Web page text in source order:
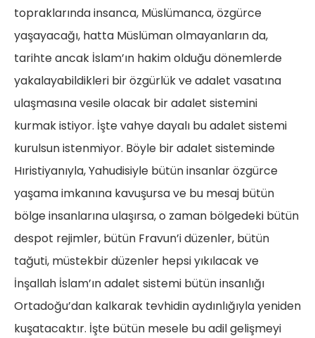
topraklarında insanca, Müslümanca, özgürce
yaşayacağı, hatta Müslüman olmayanların da,
tarihte ancak İslam’ın hakim olduğu dönemlerde
yakalayabildikleri bir özgürlük ve adalet vasatına
ulaşmasına vesile olacak bir adalet sistemini
kurmak istiyor. İşte vahye dayalı bu adalet sistemi
kurulsun istenmiyor. Böyle bir adalet sisteminde
Hıristiyanıyla, Yahudisiyle bütün insanlar özgürce
yaşama imkanına kavuşursa ve bu mesaj bütün
bölge insanlarına ulaşırsa, o zaman bölgedeki bütün
despot rejimler, bütün Fravun’i düzenler, bütün
tağuti, müstekbir düzenler hepsi yıkılacak ve
İnşallah İslam’ın adalet sistemi bütün insanlığı
Ortadoğu’dan kalkarak tevhidin aydınlığıyla yeniden
kuşatacaktır. İşte bütün mesele bu adil gelişmeyi